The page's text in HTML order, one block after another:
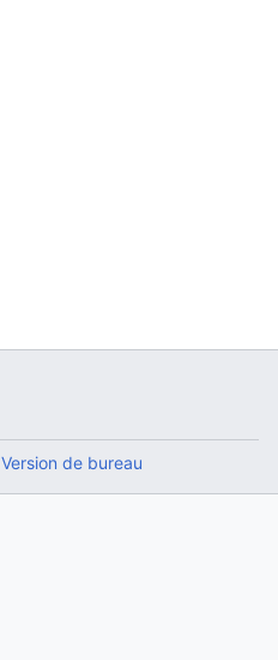
Version de bureau